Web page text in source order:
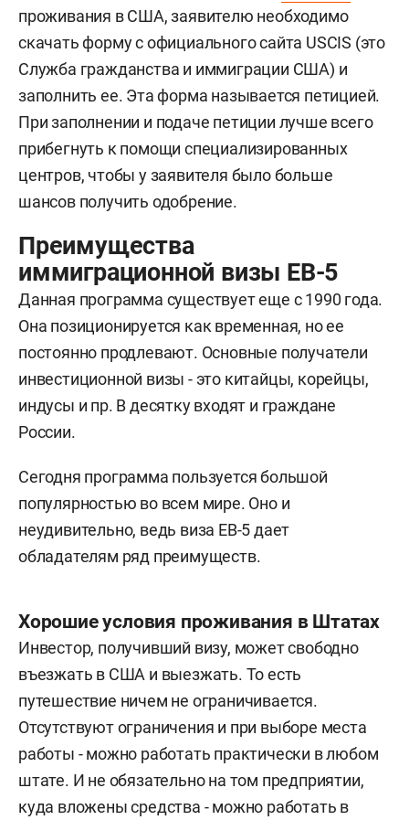
проживания в США, заявителю необходимо
скачать форму с официального сайта USCIS (это
Служба гражданства и иммиграции США) и
заполнить ее. Эта форма называется петицией.
При заполнении и подаче петиции лучше всего
прибегнуть к помощи специализированных
центров, чтобы у заявителя было больше
шансов получить одобрение.
Преимущества
иммиграционной визы EB-5
Данная программа существует еще с 1990 года.
Она позиционируется как временная, но ее
постоянно продлевают. Основные получатели
инвестиционной визы - это китайцы, корейцы,
индусы и пр. В десятку входят и граждане
России.
Сегодня программа пользуется большой
популярностью во всем мире. Оно и
неудивительно, ведь виза EB-5 дает
обладателям ряд преимуществ.
Хорошие условия проживания в Штатах
Инвестор, получивший визу, может свободно
въезжать в США и выезжать. То есть
путешествие ничем не ограничивается.
Отсутствуют ограничения и при выборе места
работы - можно работать практически в любом
штате. И не обязательно на том предприятии,
куда вложены средства - можно работать в